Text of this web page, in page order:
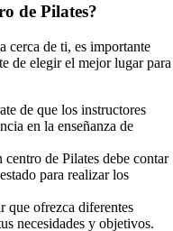
de Pilates?
cerca de ti, es importante
de elegir el mejor lugar para
de que los instructores
en la enseñanza de
centro de Pilates debe contar
para realizar los
que ofrezca diferentes
necesidades y objetivos.